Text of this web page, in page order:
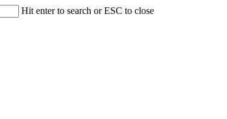
Hit enter to search or ESC to close